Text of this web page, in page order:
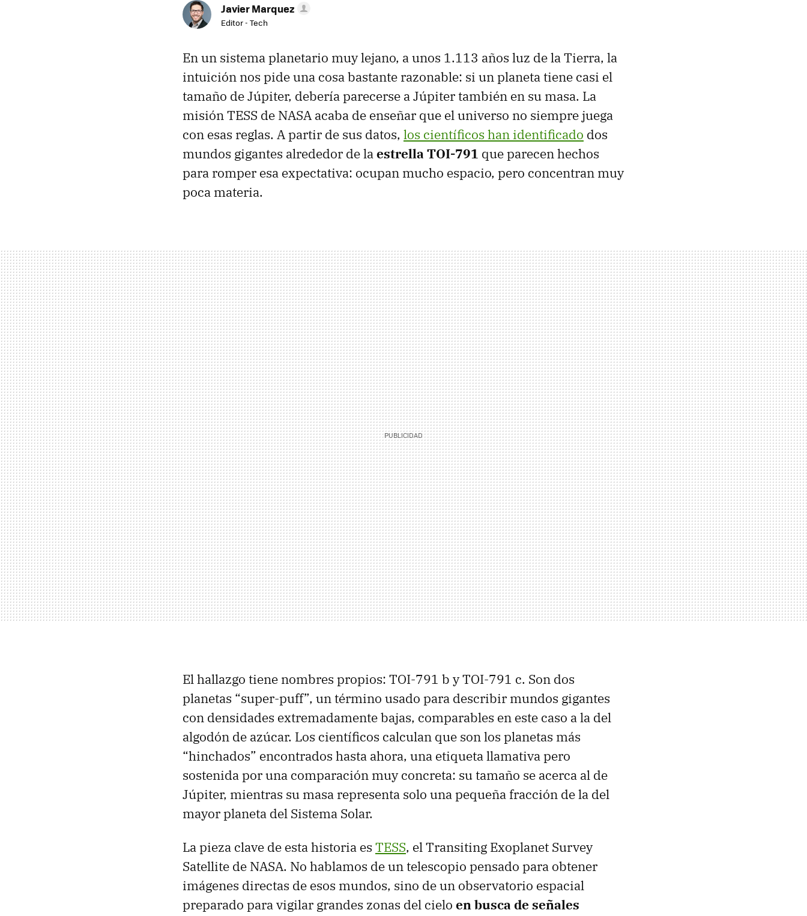
Javier Marquez
Editor - Tech
En un sistema planetario muy lejano, a unos 1.113 años luz de la Tierra, la
intuición nos pide una cosa bastante razonable: si un planeta tiene casi el
tamaño de Júpiter, debería parecerse a Júpiter también en su masa. La
misión TESS de NASA acaba de enseñar que el universo no siempre juega
con esas reglas. A partir de sus datos, los científicos han identificado dos
mundos gigantes alrededor de laestrella TOI-791 que parecen hechos
para romper esa expectativa: ocupan mucho espacio, pero concentran muy
poca materia.
El hallazgo tiene nombres propios: TOI-791 b y TOI-791 c. Son dos
planetas “super-puff”, un término usado para describir mundos gigantes
con densidades extremadamente bajas, comparables en este caso a la del
algodón de azúcar. Los científicos calculan que son los planetas más
“hinchados” encontrados hasta ahora, una etiqueta llamativa pero
sostenida por una comparación muy concreta: su tamaño se acerca al de
Júpiter, mientras su masa representa solo una pequeña fracción de la del
mayor planeta del Sistema Solar.
La pieza clave de esta historia es TESS, el Transiting Exoplanet Survey
Satellite de NASA. No hablamos de un telescopio pensado para obtener
imágenes directas de esos mundos, sino de un observatorio espacial
preparado para vigilar grandes zonas del cielo en busca de señales